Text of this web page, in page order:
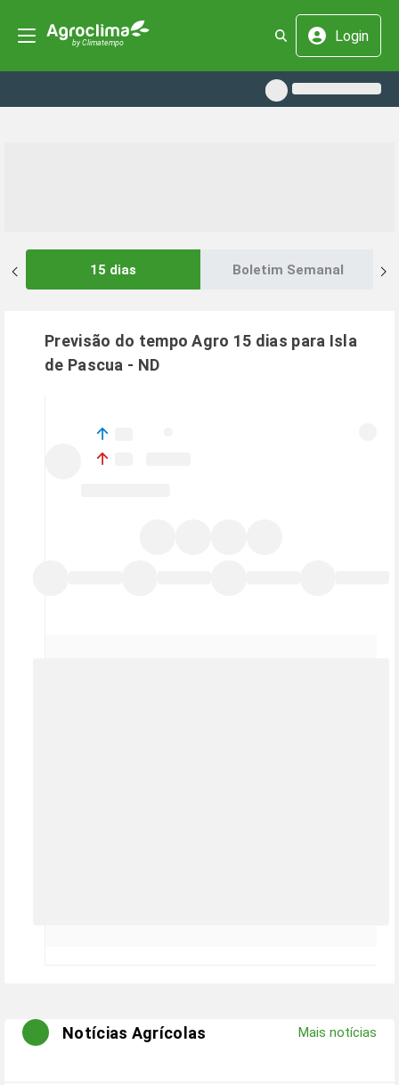
Login
15 dias Boletim Semanal
Previsão do tempo Agro 15 dias para Isla
de Pascua - ND
Notícias Agrícolas Mais notícias